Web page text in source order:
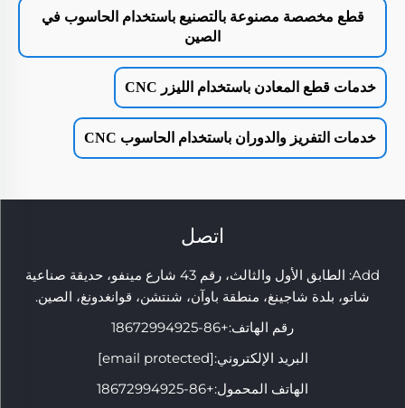
قطع مخصصة مصنوعة بالتصنيع باستخدام الحاسوب في
الصين
خدمات قطع المعادن باستخدام الليزر CNC
خدمات التفريز والدوران باستخدام الحاسوب CNC
اتصل
Add: الطابق الأول والثالث، رقم 43 شارع مينفو، حديقة صناعية
شاتو، بلدة شاجينغ، منطقة باوآن، شنتشن، قوانغدونغ، الصين.
رقم الهاتف:+86-18672994925
البريد الإلكتروني:[email protected]
الهاتف المحمول:+86-18672994925